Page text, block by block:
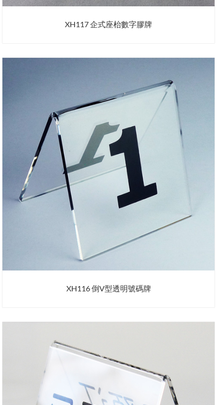
XH117 企式座枱數字膠牌
XH116 倒V型透明號碼牌